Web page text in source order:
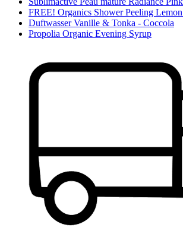
FREE! Organics Shower Peeling
Duftwasser Vanille & Tonka - Coccola
Propolia Organic Evening Syrup